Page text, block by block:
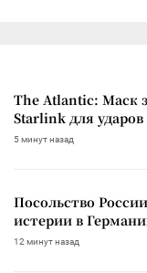
The Atlantic: Маск
Starlink для
5 минут назад
Посольство
истерии в
12 минут назад